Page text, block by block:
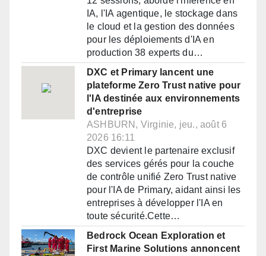
IA, l'IA agentique, le stockage dans
le cloud et la gestion des données
pour les déploiements d'IA en
production 38 experts du…
DXC et Primary lancent une
plateforme Zero Trust native pour
l'IA destinée aux environnements
d'entreprise
ASHBURN, Virginie, jeu., août 6
2026 16:11
DXC devient le partenaire exclusif
des services gérés pour la couche
de contrôle unifié Zero Trust native
pour l'IA de Primary, aidant ainsi les
entreprises à développer l'IA en
toute sécurité.Cette…
Bedrock Ocean Exploration et
First Marine Solutions annoncent